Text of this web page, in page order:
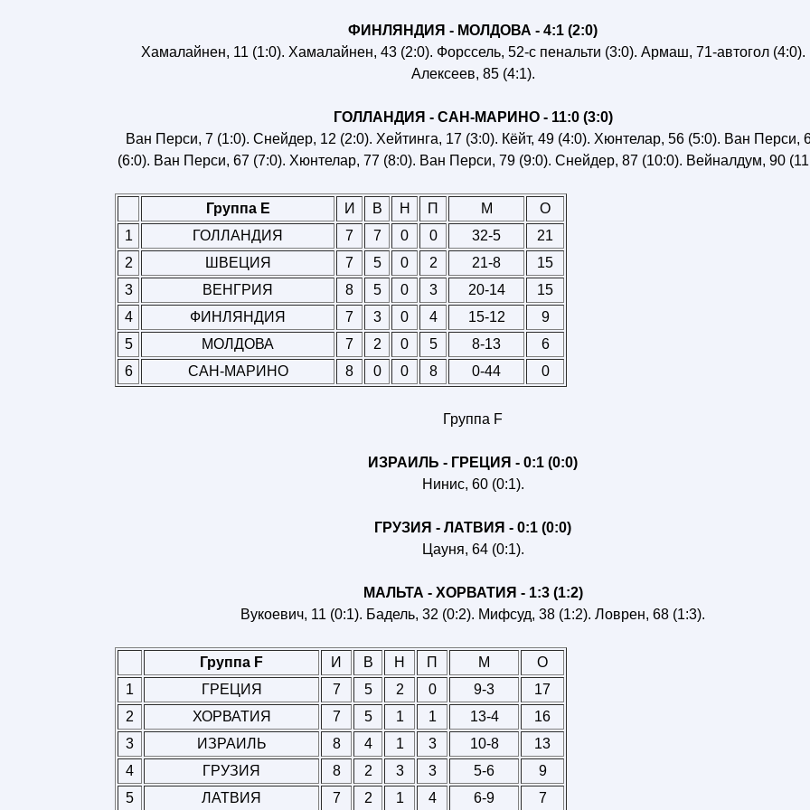
ФИНЛЯНДИЯ - МОЛДОВА - 4:1 (2:0)
Хамалайнен, 11 (1:0). Хамалайнен, 43 (2:0). Форссель, 52-с пенальти (3:0). Армаш, 71-автогол (4:0).
Алексеев, 85 (4:1).
ГОЛЛАНДИЯ - САН-МАРИНО - 11:0 (3:0)
Ван Перси, 7 (1:0). Снейдер, 12 (2:0). Хейтинга, 17 (3:0). Кёйт, 49 (4:0). Хюнтелар, 56 (5:0). Ван Перси,
(6:0). Ван Перси, 67 (7:0). Хюнтелар, 77 (8:0). Ван Перси, 79 (9:0). Снейдер, 87 (10:0). Вейналдум, 90
Группа E И В Н П М
О
1
ГОЛЛАНДИЯ 7 7 0 0 32-5
21
2
ШВЕЦИЯ 7 5 0 2 21-8
15
3
ВЕНГРИЯ 8 5 0 3 20-14
15
4
ФИНЛЯНДИЯ 7 3 0 4 15-12
9
5
МОЛДОВА 7 2 0 5 8-13
6
6
САН-МАРИНО 8 0 0 8 0-44 0
Группа F
ИЗРАИЛЬ - ГРЕЦИЯ - 0:1 (0:0)
Нинис, 60 (0:1).
ГРУЗИЯ - ЛАТВИЯ - 0:1 (0:0)
Цауня, 64 (0:1).
МАЛЬТА - ХОРВАТИЯ - 1:3 (1:2)
Вукоевич, 11 (0:1). Бадель, 32 (0:2). Мифсуд, 38 (1:2). Ловрен, 68 (1:3).
Группа F И В Н П М
О
1
ГРЕЦИЯ 7 5 2 0 9-3
17
2
ХОРВАТИЯ 7 5 1 1 13-4
16
3
ИЗРАИЛЬ 8 4 1 3 10-8
13
4
ГРУЗИЯ 8 2 3 3 5-6
9
5
ЛАТВИЯ 7 2 1 4 6-9 7